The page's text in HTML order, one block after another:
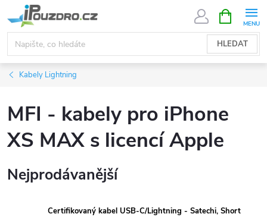
na
obsah
HLEDAT
NÁKUPNÍ
KOŠÍK
Kabely Lightning
MFI - kabely pro iPhone
XS MAX s licencí Apple
Nejprodávanější
Certifikovaný kabel USB-C/Lightning - Satechi, Short